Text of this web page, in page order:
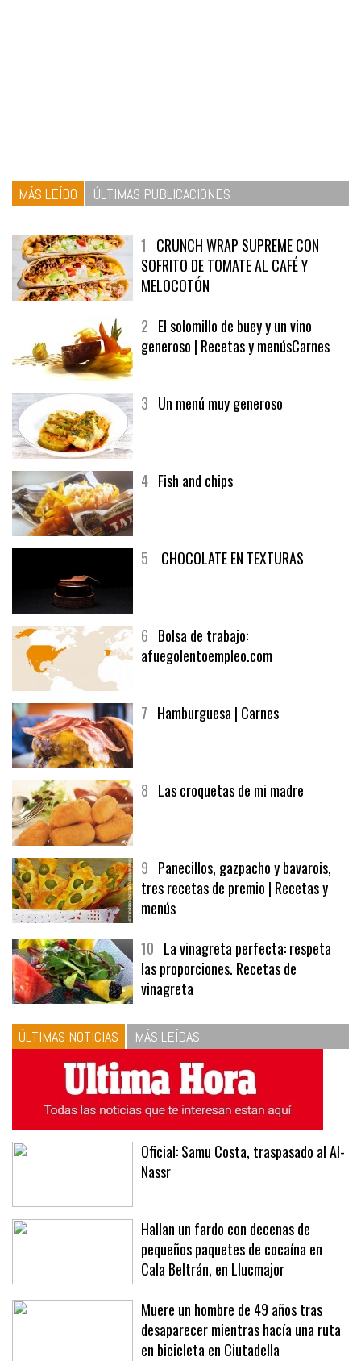
MÁS LEÍDO ÚLTIMAS PUBLICACIONES
1 CRUNCH WRAP SUPREME CON
SOFRITO DE TOMATE AL CAFÉ Y
MELOCOTÓN
2 El solomillo de buey y un vino
generoso | Recetas y menúsCarnes
3 Un menú muy generoso
4 Fish and chips
5 CHOCOLATE EN TEXTURAS
6 Bolsa de trabajo:
afuegolentoempleo.com
7 Hamburguesa | Carnes
8 Las croquetas de mi madre
9 Panecillos, gazpacho y bavarois,
tres recetas de premio | Recetas y
menús
10 La vinagreta perfecta: respeta
las proporciones. Recetas de
vinagreta
ÚLTIMAS NOTICIAS MÁS LEÍDAS
Oficial: Samu Costa, traspasado al Al-
Nassr
Hallan un fardo con decenas de
pequeños paquetes de cocaína en
Cala Beltrán, en Llucmajor
Muere un hombre de 49 años tras
desaparecer mientras hacía una ruta
en bicicleta en Ciutadella